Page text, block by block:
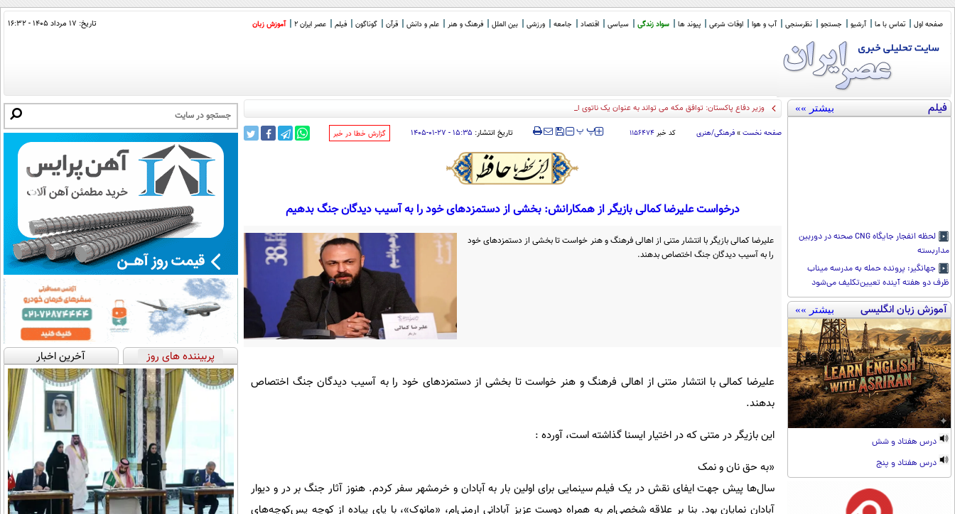
صفحه اول تماس با ما آرشیو جستجو نظرسنجی آب و هوا اوقات شرعی پیوند ها سواد زندگی سیاسی اقتصاد جامعه ورزشی بین الملل فرهنگ و هنر علم و دانش قرآن گوناگون فیلم عصر ایران 2 آموزش زبان تاریخ: ۱۷ مرداد ۱۴۰۵ - ۱۶:۳۲
فیلم بیشتر »»
لحظه انفجار جایگاه CNG صحنه در دوربین
مداربسته
جهانگیر: پرونده حمله به مدرسه میناب
ظرف دو هفته آینده تعیین‌تکلیف می‌شود
آموزش زبان انگلیسی بیشتر »»
درس هفتاد و شش
درس هفتاد و پنج
وزیر دفاع پاکستان: توافق مکه می تواند به عنوان یک ناتوی اسلامی علیه اسرائیل ع
صفحه نخست » فرهنگی/هنری کد خبر۱۱۵۶۴۷۴ ‍‍‍ پ پ تاریخ انتشار: ۱۵:۳۵ - ۲۷-۰۱-۱۴۰۵ ‌گزارش خطا در خبر
درخواست علیرضا کمالی بازیگر از همکارانش: بخشی از دستمزدهای خود را به آسیب دیدگان جنگ بدهیم
علیرضا کمالی بازیگر با انتشار متنی از اهالی فرهنگ و هنر خواست تا بخشی از دستمزدهای خود
را به آسیب دیدگان جنگ اختصاص بدهند.
علیرضا کمالی با انتشار متنی از اهالی فرهنگ و هنر خواست تا بخشی از دستمزدهای خود را به آسیب دیدگان جنگ اختصاص
بدهند.
این بازیگر در متنی که در اختیار ایسنا گذاشته است، آورده :
«به حق نان و نمک
سال‌ها پیش جهت ایفای نقش در یک فیلم سینمایی برای اولین بار به آبادان و خرمشهر سفر کردم. هنوز آثار جنگ بر در و دیوار
آبادان نمایان بود. بنا بر علاقه شخصی‌ام به همراه دوست عزیز آبادانی ارمنی‌ام، «مانوک»، با پای پیاده از کوچه پس‌کوچه‌های
پربیننده های روز آخرین اخبار